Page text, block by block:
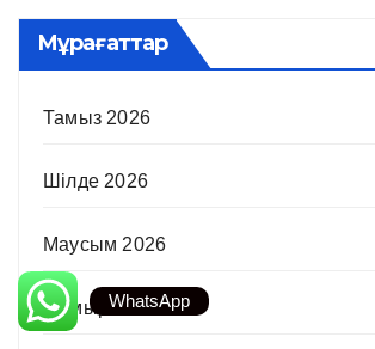
Мұрағаттар
Тамыз 2026
Шілде 2026
Маусым 2026
Мамыр 2026
WhatsApp